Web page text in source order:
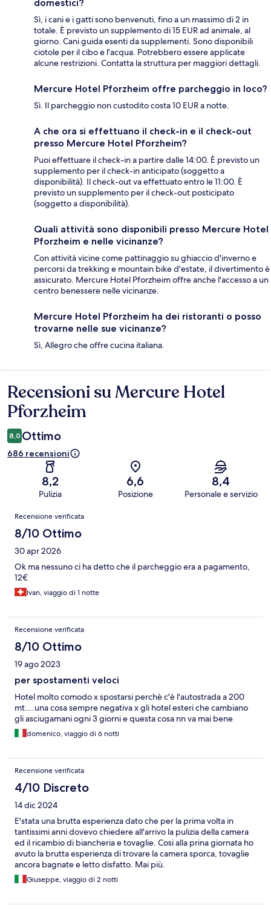
domestici?
Sì, i cani e i gatti sono benvenuti, fino a un massimo di 2 in
totale. È previsto un supplemento di 15 EUR ad animale, al
giorno. Cani guida esenti da supplementi. Sono disponibili
ciotole per il cibo e l'acqua. Potrebbero essere applicate
alcune restrizioni. Contatta la struttura per maggiori dettagli.
Mercure Hotel Pforzheim offre parcheggio in loco?
Sì. Il parcheggio non custodito costa 10 EUR a notte.
A che ora si effettuano il check-in e il check-out
presso Mercure Hotel Pforzheim?
Puoi effettuare il check-in a partire dalle 14:00. È previsto un
supplemento per il check-in anticipato (soggetto a
disponibilità). Il check-out va effettuato entro le 11:00. È
previsto un supplemento per il check-out posticipato
(soggetto a disponibilità).
Quali attività sono disponibili presso Mercure Hotel
Pforzheim e nelle vicinanze?
Con attività vicine come pattinaggio su ghiaccio d'inverno e
percorsi da trekking e mountain bike d'estate, il divertimento è
assicurato. Mercure Hotel Pforzheim offre anche l'accesso a un
centro benessere nelle vicinanze.
Mercure Hotel Pforzheim ha dei ristoranti o posso
trovarne nelle sue vicinanze?
Sì, Allegro che offre cucina italiana.
Recensioni
Recensioni su Mercure Hotel
Pforzheim
8,0 Ottimo
686 recensioni
8,2
Pulizia
6,6
Posizione
8,4
Personale e servizio
Recensioni
Recensione verificata
8/10 Ottimo
30 apr 2026
Ok ma nessuno ci ha detto che il parcheggio era a pagamento,
12€
Ivan, viaggio di 1 notte
Recensione verificata
8/10 Ottimo
19 ago 2023
per spostamenti veloci
Hotel molto comodo x spostarsi perchè c'è l'autostrada a 200
mt....una cosa sempre negativa x gli hotel esteri che cambiano
gli asciugamani ogni 3 giorni e questa cosa nn va mai bene
domenico, viaggio di 6 notti
Recensione verificata
4/10 Discreto
14 dic 2024
E'stata una brutta esperienza dato che per la prima volta in
tantissimi anni dovevo chiedere all'arrivo la pulizia della camera
ed il ricambio di biancheria e tovaglie. Cosi alla prina giornata ho
avuto la brutta esperienza di trovare la camera sporca, tovaglie
ancora bagnate e letto disfatto. Mai più.
Giuseppe, viaggio di 2 notti